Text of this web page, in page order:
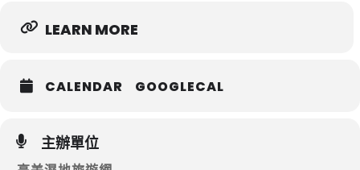
LEARN MORE
CALENDAR GOOGLECAL
主辦單位